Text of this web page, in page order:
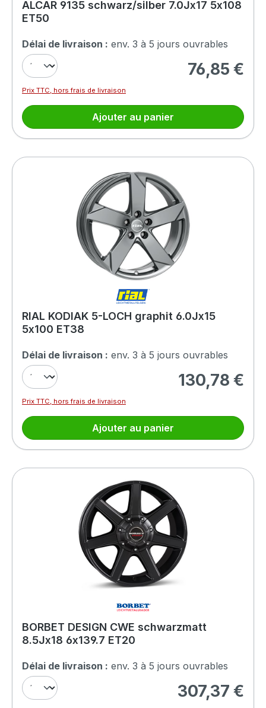
ALCAR 9135 schwarz/silber 7.0Jx17 5x108
ET50
Délai de livraison : env. 3 à 5 jours ouvrables
Prix régulier :
76,85 €
Prix TTC, hors frais de livraison
Ajouter au panier
RIAL KODIAK 5-LOCH graphit 6.0Jx15
5x100 ET38
Délai de livraison : env. 3 à 5 jours ouvrables
Prix régulier :
130,78 €
Prix TTC, hors frais de livraison
Ajouter au panier
BORBET DESIGN CWE schwarzmatt
8.5Jx18 6x139.7 ET20
Délai de livraison : env. 3 à 5 jours ouvrables
Prix régulier :
307,37 €